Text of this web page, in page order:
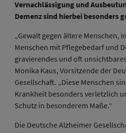
Vernachlässigung und
Demenz sind hierbei besonders
„Gewalt gegen ältere Menschen,
Menschen mit Pflegebedarf und
gravierendes und oft
Monika Kaus, Vorsitzende der
Gesellschaft. „Diese Menschen
Krankheit besonders verletzlich
Schutz in besonderem Maße.“
Die Deutsche Alzheimer